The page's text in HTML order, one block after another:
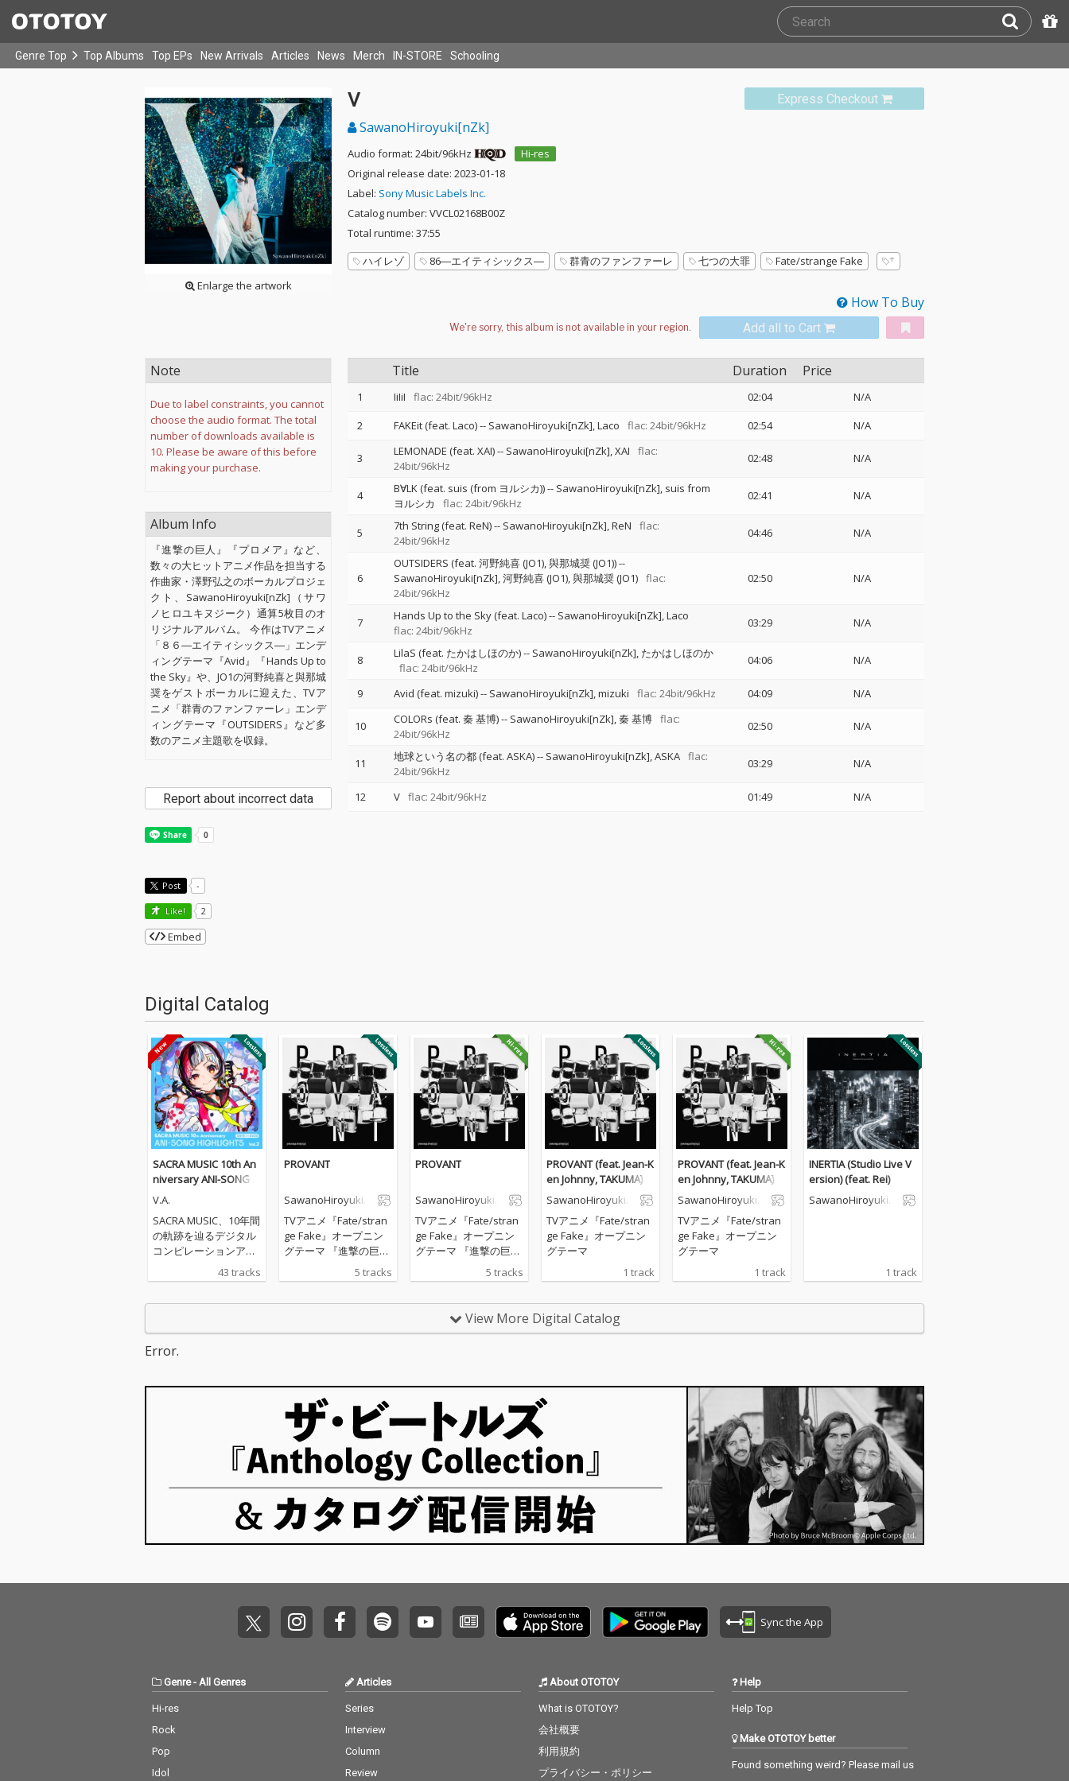
Genre Top Top Albums Top EPs New Arrivals Articles News Merch IN-STORE Schooling
Enlarge the artwork
Express Checkout
V
SawanoHiroyuki[nZk]
Audio format: 24bit/96kHz
Hi-res
Original release date: 2023-01-18
Label: Sony Music Labels Inc.
Catalog number: VVCL02168B00Z
Total runtime: 37:55
ハイレゾ
86―エイティシックス― 群青のファンファーレ 七つの大罪 Fate/strange Fake
How To Buy
Add all to Cart
Title Duration Price
1 IiIiI flac: 24bit/96kHz 02:04
N/A
2
FAKEit (feat. Laco)-- SawanoHiroyuki[nZk] Laco flac: 24bit/96kHz 02:54 N/A
3 LEMONADE (feat. XAI)-- SawanoHiroyuki[nZk] XAI
flac:
24bit/96kHz
02:48 N/A
4 B∀LK (feat. suis (from ヨルシカ))-- SawanoHiroyuki[nZk] suis from
ヨルシカ
flac: 24bit/96kHz
02:41 N/A
5 7th String (feat. ReN)-- SawanoHiroyuki[nZk] ReN
flac:
24bit/96kHz
04:46 N/A
6
OUTSIDERS (feat. 河野純喜 (JO1), 與那城奨 (JO1))--
SawanoHiroyuki[nZk] 河野純喜 (JO1) 與那城奨 (JO1) flac:
24bit/96kHz
02:50 N/A
7 Hands Up to the Sky (feat. Laco)-- SawanoHiroyuki[nZk] Laco
flac: 24bit/96kHz
03:29 N/A
8 LilaS (feat. たかはしほのか)-- SawanoHiroyuki[nZk] たかはしほのか
flac: 24bit/96kHz
04:06 N/A
9 Avid (feat. mizuki)-- SawanoHiroyuki[nZk] mizuki flac: 24bit/96kHz 04:09 N/A
10 COLORs (feat. 秦 基博)-- SawanoHiroyuki[nZk] 秦 基博 flac:
24bit/96kHz
02:50 N/A
11 地球という名の都 (feat. ASKA)-- SawanoHiroyuki[nZk] ASKA flac:
24bit/96kHz
03:29 N/A
12 V flac: 24bit/96kHz 01:49 N/A
Note
Due to label constraints, you cannot
choose the audio format. The total
number of downloads available is
10. Please be aware of this before
making your purchase.
Album Info
『進撃の巨人』『プロメア』など、
数々の大ヒットアニメ作品を担当する
作曲家・澤野弘之のボーカルプロジェ
クト、SawanoHiroyuki[nZk]（サワ
ノヒロユキヌジーク）通算5枚目のオ
リジナルアルバム。 今作はTVアニメ
「８６―エイティシックス―」エンデ
ィングテーマ『Avid』『Hands Up to
the Sky』や、JO1の河野純喜と與那城
奨をゲストボーカルに迎えた、TVア
ニメ「群青のファンファーレ」エンデ
ィングテーマ『OUTSIDERS』など多
数のアニメ主題歌を収録。
Report about incorrect data
Post -
Like! 2
Embed
Digital Catalog
SACRA MUSIC 10th An
niversary ANI-SONG H
IGHLIGHTS Vol.2 2019-
V.A.
SACRA MUSIC、10年間
の軌跡を辿るデジタル
コンピレーションアル
弾となる「SACRA MUS
バムのジャケットに
スコットキャラクター
イラストレーター・Mi
ka Pikazo氏による、
新規描きおろしの「SA
CRAちゃん」イラスト
43 tracks
PROVANT
SawanoHiroyuki[n
TVアニメ『Fate/stran
ge Fake』オープニン
グテーマ 『進撃の巨
ど、数々の大ヒットア
シングル。「PROVAN
T」(TVアニメ『Fate/st
range Fake』オープニ
ングテーマ)は、MAN
WITH A MISSION の Jea
n-Ken Johnny と 10-FE
ET の TAKUMA をゲス
トボーカルに迎え、ア
ニメの世界観とシンク
ロした勢いのある力強
5 tracks
PROVANT
SawanoHiroyuki[n
TVアニメ『Fate/stran
ge Fake』オープニン
グテーマ 『進撃の巨
ど、数々の大ヒットア
ける作曲家・澤野弘之
のボーカルプロジェク
シングル。「PROVAN
T」(TVアニメ『Fate/st
range Fake』オープニ
ングテーマ)は、MAN
WITH A MISSION の Jea
n-Ken Johnny と 10-FE
ET の TAKUMA をゲス
トボーカルに迎え、ア
ニメの世界観とシンク
ロした勢いのある力強
いサウンドの楽曲とな
5 tracks
PROVANT (feat. Jean-K
en Johnny, TAKUMA)
SawanoHiroyuki[n
TVアニメ『Fate/stran
ge Fake』オープニン
グテーマ
1 track
PROVANT (feat. Jean-K
en Johnny, TAKUMA)
SawanoHiroyuki[n
TVアニメ『Fate/stran
ge Fake』オープニン
グテーマ
1 track
INERTIA (Studio Live V
ersion) (feat. Rei)
SawanoHiroyuki[n
1 track
View More Digital Catalog
Error.
Sync the App
Genre- All Genres
Hi-res
Rock
Pop
Idol
Articles
Series
Interview
Column
Review
About OTOTOY
What is OTOTOY?
会社概要
利用規約
プライバシー・ポリシー
Help
Help Top
Make OTOTOY better
Found something weird? Please mail us